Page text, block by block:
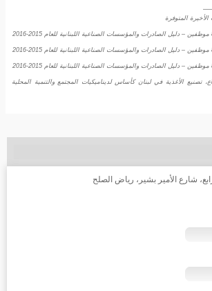
تصنيع الأغذية في لبنان كأساس لديناميكيات المجتمع والتنمية المحلية
شارع الأمير بشير، رياض الصلح